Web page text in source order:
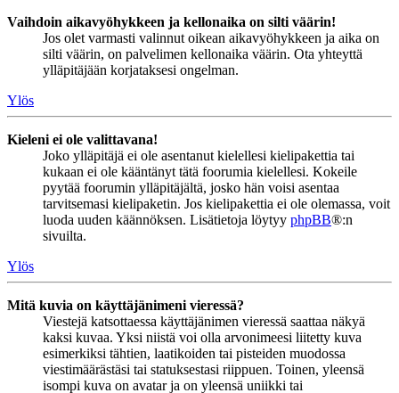
Vaihdoin aikavyöhykkeen ja kellonaika on silti väärin!
Jos olet varmasti valinnut oikean aikavyöhykkeen ja aika on
silti väärin, on palvelimen kellonaika väärin. Ota yhteyttä
ylläpitäjään korjataksesi ongelman.
Ylös
Kieleni ei ole valittavana!
Joko ylläpitäjä ei ole asentanut kielellesi kielipakettia tai
kukaan ei ole kääntänyt tätä foorumia kielellesi. Kokeile
pyytää foorumin ylläpitäjältä, josko hän voisi asentaa
tarvitsemasi kielipaketin. Jos kielipakettia ei ole olemassa, voit
luoda uuden käännöksen. Lisätietoja löytyy phpBB®:n
sivuilta.
Ylös
Mitä kuvia on käyttäjänimeni vieressä?
Viestejä katsottaessa käyttäjänimen vieressä saattaa näkyä
kaksi kuvaa. Yksi niistä voi olla arvonimeesi liitetty kuva
esimerkiksi tähtien, laatikoiden tai pisteiden muodossa
viestimäärästäsi tai statuksestasi riippuen. Toinen, yleensä
isompi kuva on avatar ja on yleensä uniikki tai